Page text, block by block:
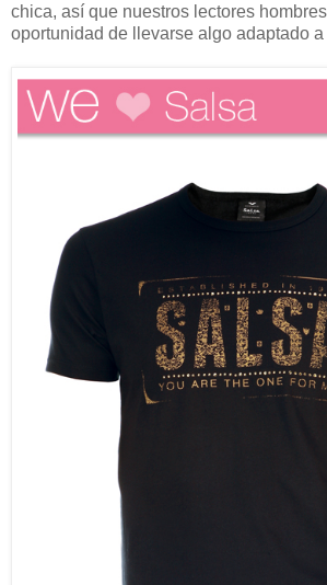
chica, así que nuestros lectores
oportunidad de llevarse algo adaptado a